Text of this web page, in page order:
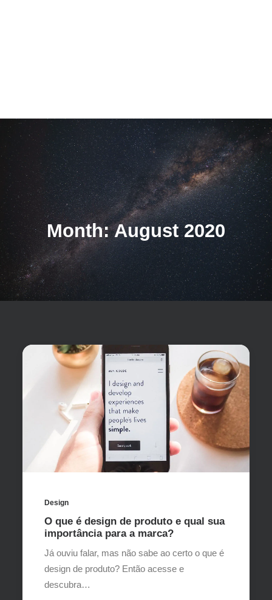
Month: August 2020
Design
O que é design de produto e qual sua
importância para a marca?
Já ouviu falar, mas não sabe ao certo o que é
design de produto? Então acesse e
descubra…